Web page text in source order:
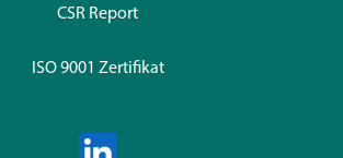
CSR Report
ISO 9001 Zertifikat